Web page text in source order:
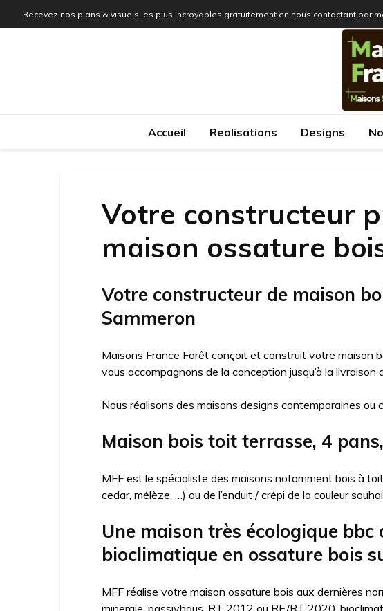
Recevez nos plans & visuels les plus incroyables gratuitement en nous contactant par
Accueil Realisations Designs
Votre constructeur
maison ossature
Votre constructeur de maison
Sammeron
Maisons France Forêt conçoit et construit votre maison
vous accompagnons de la conception jusqu’à la
Nous réalisons des maisons designs contemporaines ou
Maison bois toit terrasse, 4
MFF est le spécialiste des maisons notamment bois à
cedar, mélèze, …) ou de l’enduit / crépi de la couleur
Une maison très écologique bbc
bioclimatique en ossature bois
MFF réalise votre maison ossature bois aux dernières
minergie, passivhaus, RT 2012 ou RE/RT 2020,